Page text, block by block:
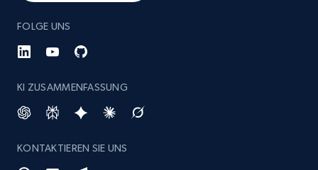
specified keywords
URL, Product id, Listing inventory id, Title, Rating,
price, and more.
FOLGE UNS
KI ZUSAMMENFASSUNG
KONTAKTIEREN SIE UNS